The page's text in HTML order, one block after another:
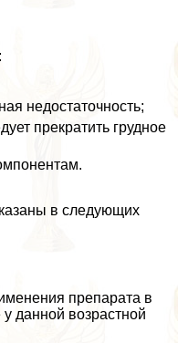
недостаточность;
прекратить грудное
в следующих
препарата в
данной возрастной